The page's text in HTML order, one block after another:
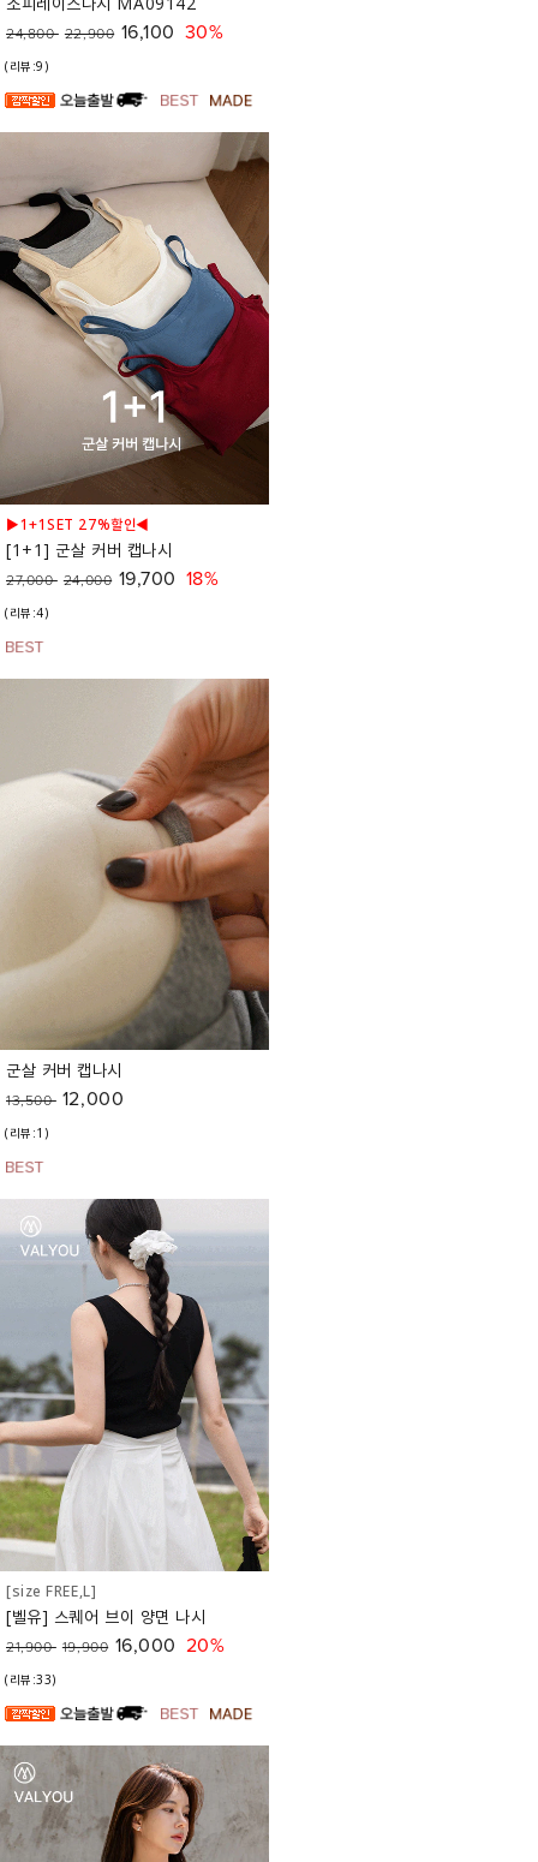
24,800 22,900 16,100 30%
(리뷰:9)
▶1+1SET 27%할인◀
[1+1] 군살 커버 캡나시
27,000 24,000 19,700 18%
(리뷰:4)
군살 커버 캡나시
13,500 12,000
(리뷰:1)
[size FREE,L]
[벨유] 스퀘어 브이 양면 나시
21,900 19,900 16,000 20%
(리뷰:33)